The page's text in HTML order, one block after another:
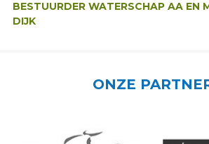
BESTUURDER WATERSCHAP AA EN
DIJK
ONZE